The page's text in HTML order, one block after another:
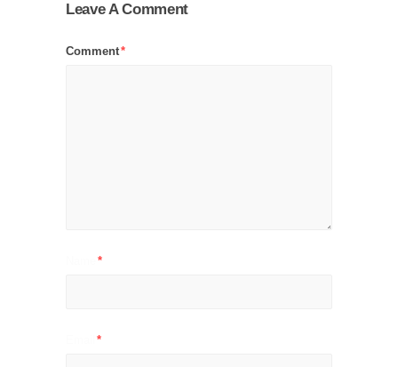
Leave A Comment
Comment*
*
*